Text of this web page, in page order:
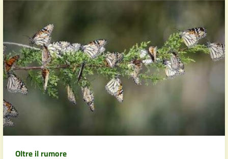
Oltre il rumore